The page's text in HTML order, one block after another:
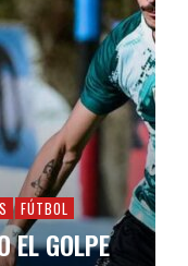
FÚTBOL
EL GOLPE